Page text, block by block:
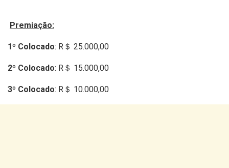
Premiação:
1º Colocado: R＄ 25.000,00
2º Colocado: R＄ 15.000,00
3º Colocado: R＄ 10.000,00